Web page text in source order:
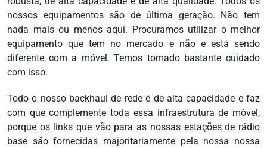
nossos equipamentos são de última geração. Não tem
nada mais ou menos aqui. Procuramos utilizar o melhor
equipamento que tem no mercado e não e está sendo
diferente com a móvel. Temos tomado bastante cuidado
com isso.
Todo o nosso backhaul de rede é de alta capacidade e faz
com que complemente toda essa infraestrutura de móvel,
porque os links que vão para as nossas estações de rádio
base são fornecidas majoritariamente pela nossa nossa